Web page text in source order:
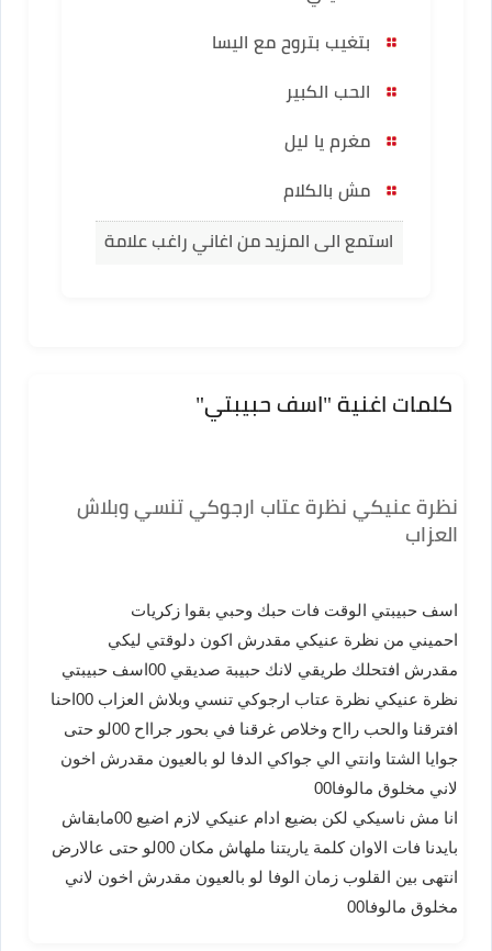
بتغيب بتروح مع اليسا
الحب الكبير
مغرم يا ليل
مش بالكلام
استمع الى المزيد من اغاني راغب علامة
كلمات اغنية "اسف حبيبتي"
نظرة عنيكي نظرة عتاب ارجوكي تنسي وبلاش
العزاب
اسف حبيبتي الوقت فات حبك وحبي بقوا زكريات
احميني من نظرة عنيكي مقدرش اكون دلوقتي ليكي
مقدرش افتحلك طريقي لانك حبيبة صديقي 00اسف حبيبتي
نظرة عنيكي نظرة عتاب ارجوكي تنسي وبلاش العزاب 00احنا
افترقنا والحب رااح وخلاص غرقنا في بحور جرااح 00لو حتى
جوايا الشتا وانتي الي جواكي الدفا لو بالعيون مقدرش اخون
لاني مخلوق مالوفا00
انا مش ناسيكي لكن بضيع ادام عنيكي لازم اضيع 00مابقاش
بايدنا فات الاوان كلمة ياريتنا ملهاش مكان 00لو حتى عالارض
انتهى بين القلوب زمان الوفا لو بالعيون مقدرش اخون لاني
مخلوق مالوفا00